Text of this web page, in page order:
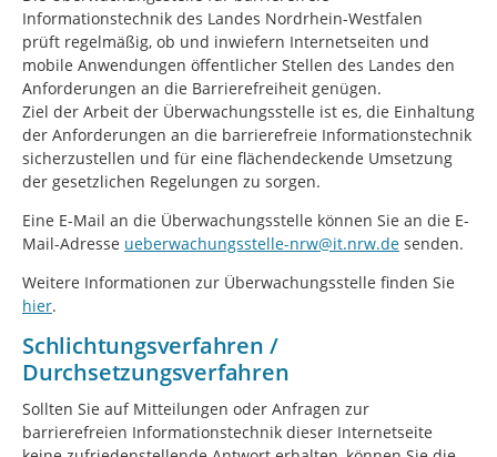
Informationstechnik des Landes Nordrhein-Westfalen
prüft regelmäßig, ob und inwiefern Internetseiten und
mobile Anwendungen öffentlicher Stellen des Landes den
Anforderungen an die Barrierefreiheit genügen.
Ziel der Arbeit der Überwachungsstelle ist es, die Einhaltung
der Anforderungen an die barrierefreie Informationstechnik
sicherzustellen und für eine flächendeckende Umsetzung
der gesetzlichen Regelungen zu sorgen.
Eine E-Mail an die Überwachungsstelle können Sie an die E-
Mail-Adresse ueberwachungsstelle-nrw@it.nrw.de senden.
Weitere Informationen zur Überwachungsstelle finden Sie
hier.
Schlichtungsverfahren /
Durchsetzungsverfahren
Sollten Sie auf Mitteilungen oder Anfragen zur
barrierefreien Informationstechnik dieser Internetseite